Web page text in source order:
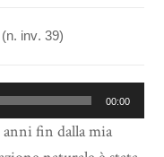
inv. 39)
00:00
fin dalla mia